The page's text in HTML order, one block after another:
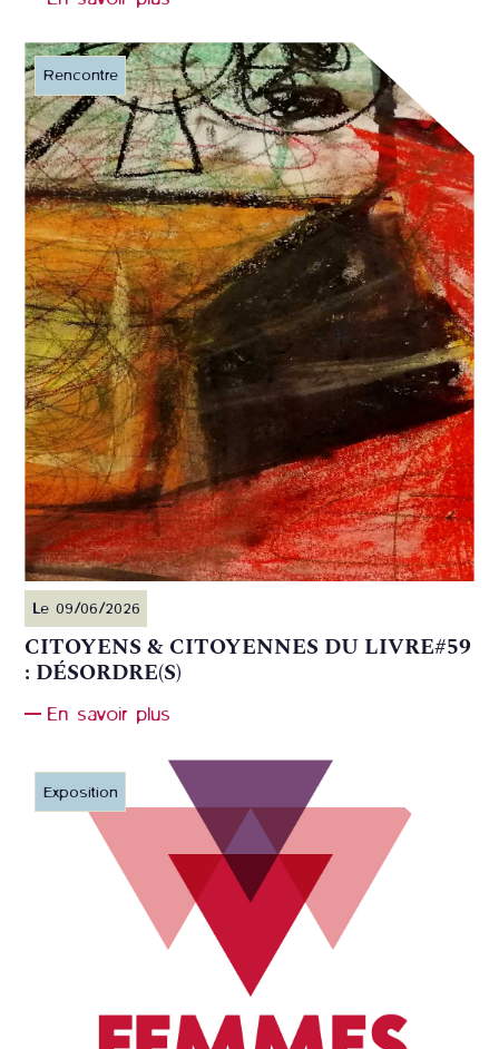
Rencontre
Le 09/06/2026
CITOYENS & CITOYENNES DU LIVRE#59
: DÉSORDRE(S)
En savoir plus
Exposition